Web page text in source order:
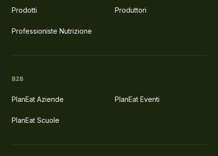
Prodotti Produttori
Professioniste Nutrizione
B2B
PlanEat Aziende PlanEat Eventi
PlanEat Scuole